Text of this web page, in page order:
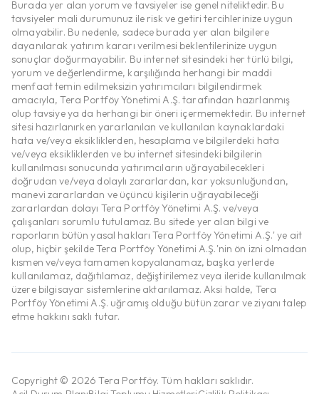
Burada yer alan yorum ve tavsiyeler ise genel niteliktedir. Bu
tavsiyeler mali durumunuz ile risk ve getiri tercihlerinize uygun
olmayabilir. Bu nedenle, sadece burada yer alan bilgilere
dayanılarak yatırım kararı verilmesi beklentilerinize uygun
sonuçlar doğurmayabilir. Bu internet sitesindeki her türlü bilgi,
yorum ve değerlendirme, karşılığında herhangi bir maddi
menfaat temin edilmeksizin yatırımcıları bilgilendirmek
amacıyla, Tera Portföy Yönetimi A.Ş. tarafından hazırlanmış
olup tavsiye ya da herhangi bir öneri içermemektedir. Bu internet
sitesi hazırlanırken yararlanılan ve kullanılan kaynaklardaki
hata ve/veya eksikliklerden, hesaplama ve bilgilerdeki hata
ve/veya eksikliklerden ve bu internet sitesindeki bilgilerin
kullanılması sonucunda yatırımcıların uğrayabilecekleri
doğrudan ve/veya dolaylı zararlardan, kar yoksunluğundan,
manevi zararlardan ve üçüncü kişilerin uğrayabileceği
zararlardan dolayı Tera Portföy Yönetimi A.Ş. ve/veya
çalışanları sorumlu tutulamaz. Bu sitede yer alan bilgi ve
raporların bütün yasal hakları Tera Portföy Yönetimi A.Ş.' ye ait
olup, hiçbir şekilde Tera Portföy Yönetimi A.Ş.'nin ön izni olmadan
kısmen ve/veya tamamen kopyalanamaz, başka yerlerde
kullanılamaz, dağıtılamaz, değiştirilemez veya ileride kullanılmak
üzere bilgisayar sistemlerine aktarılamaz. Aksi halde, Tera
Portföy Yönetimi A.Ş. uğramış olduğu bütün zarar ve ziyanı talep
etme hakkını saklı tutar.
Copyright © 2026 Tera Portföy. Tüm hakları saklıdır.